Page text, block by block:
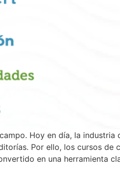
Hoy en día, la industria
Por ello, los cursos de
en una herramienta